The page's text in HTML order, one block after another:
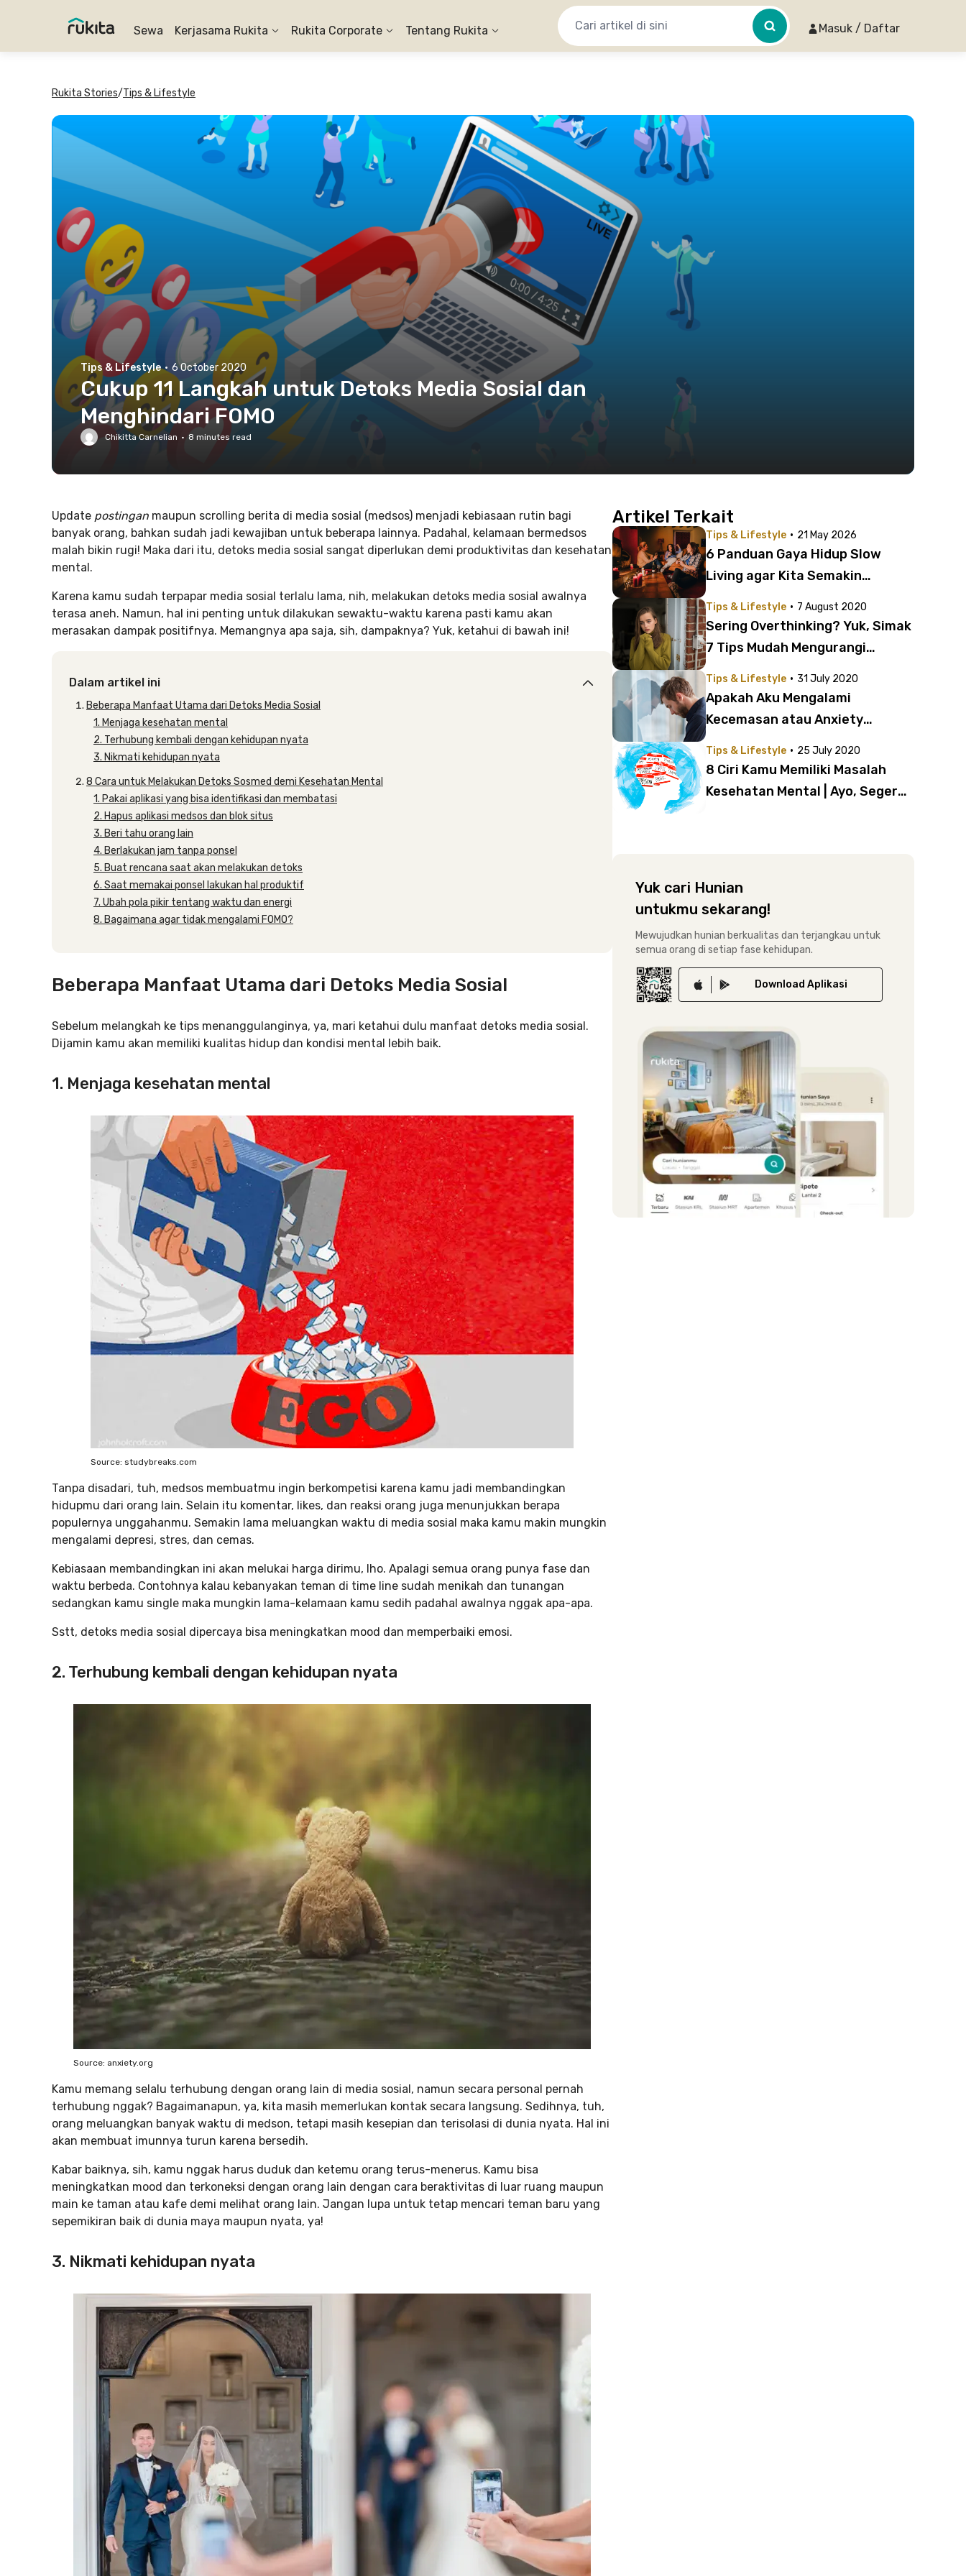
Sewa Kerjasama Rukita Rukita Corporate Tentang Rukita Masuk / Daftar
Rukita Stories/Tips & Lifestyle
Tips & Lifestyle · 6 October 2020
Cukup 11 Langkah untuk Detoks Media Sosial dan
Menghindari FOMO
Chikitta Carnelian · 8 minutes read
Update postingan maupun scrolling berita di media sosial (medsos) menjadi kebiasaan rutin bagi
banyak orang, bahkan sudah jadi kewajiban untuk beberapa lainnya. Padahal, kelamaan bermedsos
malah bikin rugi! Maka dari itu, detoks media sosial sangat diperlukan demi produktivitas dan kesehatan
mental.
Karena kamu sudah terpapar media sosial terlalu lama, nih, melakukan detoks media sosial awalnya
terasa aneh. Namun, hal ini penting untuk dilakukan sewaktu-waktu karena pasti kamu akan
merasakan dampak positifnya. Memangnya apa saja, sih, dampaknya? Yuk, ketahui di bawah ini!
Dalam artikel ini
Beberapa Manfaat Utama dari Detoks Media Sosial
1. Menjaga kesehatan mental
2. Terhubung kembali dengan kehidupan nyata
3. Nikmati kehidupan nyata
8 Cara untuk Melakukan Detoks Sosmed demi Kesehatan Mental
1. Pakai aplikasi yang bisa identifikasi dan membatasi
2. Hapus aplikasi medsos dan blok situs
3. Beri tahu orang lain
4. Berlakukan jam tanpa ponsel
5. Buat rencana saat akan melakukan detoks
6. Saat memakai ponsel lakukan hal produktif
7. Ubah pola pikir tentang waktu dan energi
8. Bagaimana agar tidak mengalami FOMO?
Beberapa Manfaat Utama dari Detoks Media Sosial
Sebelum melangkah ke tips menanggulanginya, ya, mari ketahui dulu manfaat detoks media sosial.
Dijamin kamu akan memiliki kualitas hidup dan kondisi mental lebih baik.
1. Menjaga kesehatan mental
Source: studybreaks.com
Tanpa disadari, tuh, medsos membuatmu ingin berkompetisi karena kamu jadi membandingkan
hidupmu dari orang lain. Selain itu komentar, likes, dan reaksi orang juga menunjukkan berapa
populernya unggahanmu. Semakin lama meluangkan waktu di media sosial maka kamu makin mungkin
mengalami depresi, stres, dan cemas.
Kebiasaan membandingkan ini akan melukai harga dirimu, lho. Apalagi semua orang punya fase dan
waktu berbeda. Contohnya kalau kebanyakan teman di time line sudah menikah dan tunangan
sedangkan kamu single maka mungkin lama-kelamaan kamu sedih padahal awalnya nggak apa-apa.
Sstt, detoks media sosial dipercaya bisa meningkatkan mood dan memperbaiki emosi.
2. Terhubung kembali dengan kehidupan nyata
Source: anxiety.org
Kamu memang selalu terhubung dengan orang lain di media sosial, namun secara personal pernah
terhubung nggak? Bagaimanapun, ya, kita masih memerlukan kontak secara langsung. Sedihnya, tuh,
orang meluangkan banyak waktu di medson, tetapi masih kesepian dan terisolasi di dunia nyata. Hal ini
akan membuat imunnya turun karena bersedih.
Kabar baiknya, sih, kamu nggak harus duduk dan ketemu orang terus-menerus. Kamu bisa
meningkatkan mood dan terkoneksi dengan orang lain dengan cara beraktivitas di luar ruang maupun
main ke taman atau kafe demi melihat orang lain. Jangan lupa untuk tetap mencari teman baru yang
sepemikiran baik di dunia maya maupun nyata, ya!
3. Nikmati kehidupan nyata
Artikel Terkait
Tips & Lifestyle · 21 May 2026
6 Panduan Gaya Hidup Slow
Living agar Kita Semakin
Tips & Lifestyle · 7 August 2020
Sering Overthinking? Yuk, Simak
7 Tips Mudah Mengurangi
Tips & Lifestyle · 31 July 2020
Apakah Aku Mengalami
Kecemasan atau Anxiety
Membedakannya!
Tips & Lifestyle · 25 July 2020
8 Ciri Kamu Memiliki Masalah
Kesehatan Mental | Ayo, Segera
Yuk cari Hunian
untukmu sekarang!
Mewujudkan hunian berkualitas dan terjangkau untuk
semua orang di setiap fase kehidupan.
Download Aplikasi